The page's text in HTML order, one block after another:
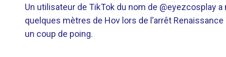
Un utilisateur de TikTok du nom de @eyezcosplay
quelques mètres de Hov lors de l’arrêt
un coup de poing.